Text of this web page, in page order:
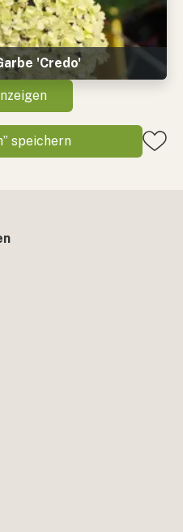
'Credo'
speichern